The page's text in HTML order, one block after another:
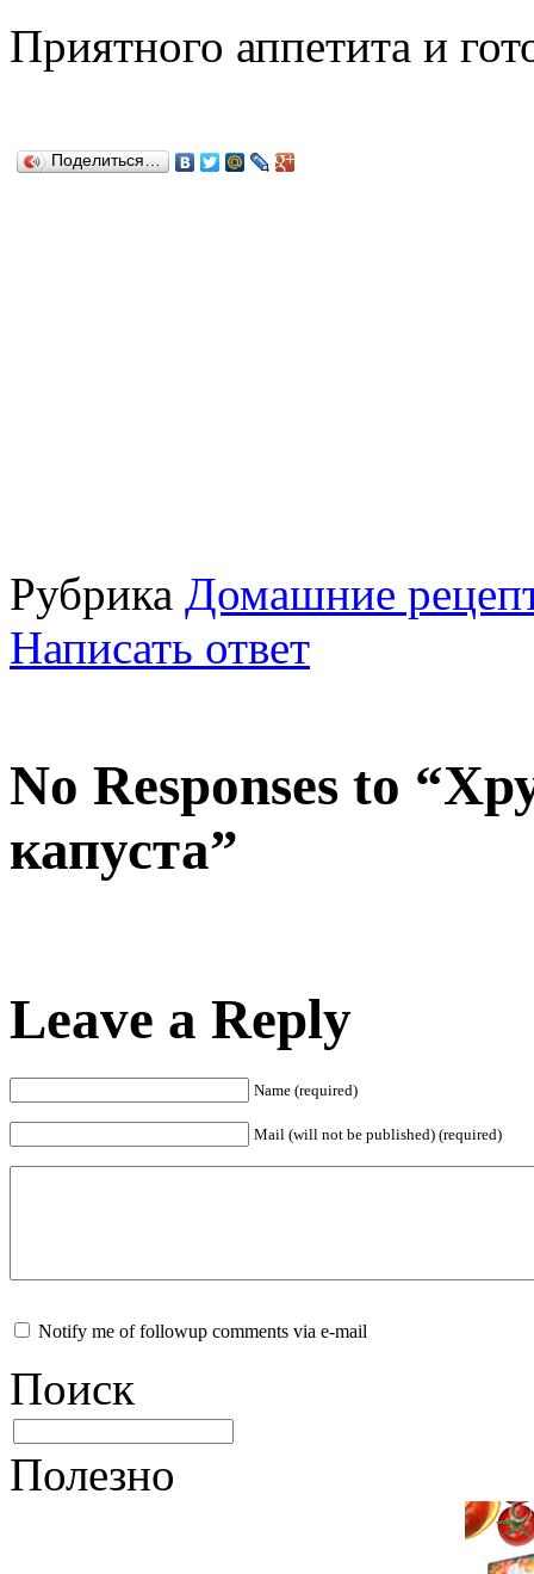
Приятного аппетита и
Поделиться…
Рубрика Домашние
Написать ответ
No Responses to
капуста”
Leave a Reply
Name (required)
Mail (will not be published) (required)
Notify me of followup comments via e-mail
Поиск
Полезно